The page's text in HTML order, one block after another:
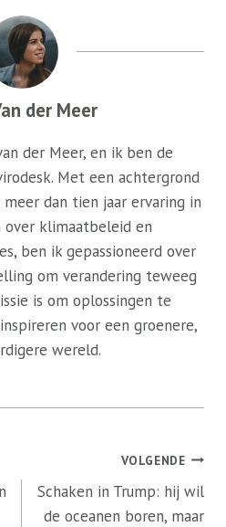
der Meer
der Meer, en ik ben de
Met een achtergrond
dan tien jaar ervaring in
klimaatbeleid en
ben ik gepassioneerd over
om verandering teweeg
is om oplossingen te
voor een groenere,
wereld.
VOLGENDE
Schaken in Trump: hij wil
de oceanen boren, maar